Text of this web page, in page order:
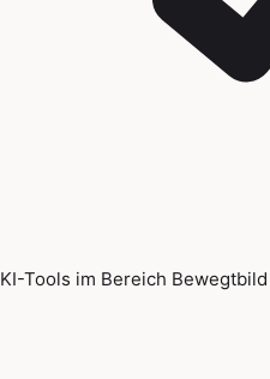
KI-Tools im Bereich Bewegtbild